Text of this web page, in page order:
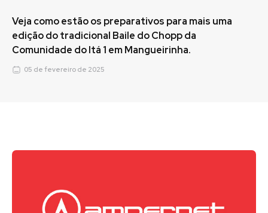
Veja como estão os preparativos para mais uma
edição do tradicional Baile do Chopp da
Comunidade do Itá 1 em Mangueirinha.
05 de fevereiro de 2025